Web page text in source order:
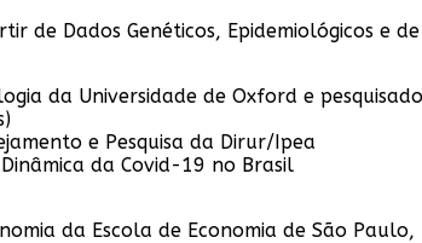
de Dados Genéticos, Epidemiológicos e
da Universidade de Oxford e
e Pesquisa da Dirur/Ipea
da Covid-19 no Brasil
da Escola de Economia de São Paulo,